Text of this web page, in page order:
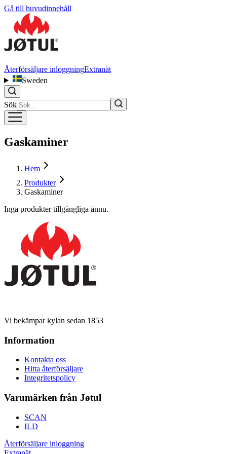
Gå till huvudinnehåll
Återförsäljare inloggningExtranät
Sweden
Sök
Gaskaminer
Hem
Produkter
Gaskaminer
Inga produkter tillgängliga ännu.
Vi bekämpar kylan sedan 1853
Information
Kontakta oss
Hitta återförsäljare
Integritetspolicy
Varumärken från Jøtul
SCAN
ILD
Återförsäljare inloggning